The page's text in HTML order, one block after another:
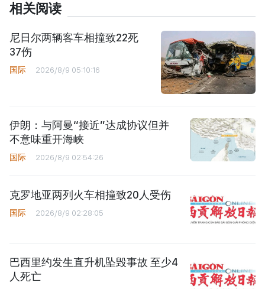
相关阅读
尼日尔两辆客车相撞致22死
37伤
国际 2026/8/9 05:10:16
伊朗：与阿曼“接近”达成协议但并
不意味重开海峡
国际 2026/8/9 02:54:26
克罗地亚两列火车相撞致20人受伤
国际 2026/8/9 02:28:05
巴西里约发生直升机坠毁事故 至少4
人死亡